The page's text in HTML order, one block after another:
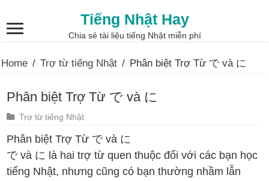
Tiếng Nhật Hay
Chia sẻ tài liệu tiếng Nhật miễn phí
Home / Trợ từ tiếng Nhật / Phân biệt Trợ Từ で và に
Phân biệt Trợ Từ で và に
Trợ từ tiếng Nhật
Phân biệt Trợ Từ で và に
で và に là hai trợ từ quen thuộc đối với các bạn học
tiếng Nhật, nhưng cũng có bạn thường nhầm lẫn